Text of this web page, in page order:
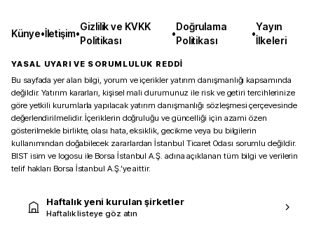
Künye•İletişim•
Gizlilik ve KVKK
Politikası
•
Doğrulama
Politikası
•
Yayın
İlkeleri
YASAL UYARI VE SORUMLULUK REDDİ
Bu sayfada yer alan bilgi, yorum ve içerikler yatırım danışmanlığı kapsamında
değildir. Yatırım kararları, kişisel mali durumunuz ile risk ve getiri tercihlerinize
göre yetkili kurumlarla yapılacak yatırım danışmanlığı sözleşmesi çerçevesinde
değerlendirilmelidir. İçeriklerin doğruluğu ve güncelliği için azami özen
gösterilmekle birlikte, olası hata, eksiklik, gecikme veya bu bilgilerin
kullanımından doğabilecek zararlardan İstanbul Ticaret Odası sorumlu değildir.
BIST isim ve logosu ile Borsa İstanbul A.Ş. adına açıklanan tüm bilgi ve verilerin
telif hakları Borsa İstanbul A.Ş.’ye aittir.
Haftalık yeni kurulan şirketler
Haftalık listeye göz atın